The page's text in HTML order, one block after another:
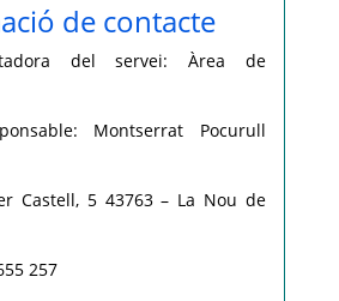
de contacte
del servei: Àrea de
Montserrat Pocurull
Castell, 5 43763 – La Nou de
257